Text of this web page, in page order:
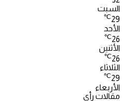
السبت
29
℃
الأحد
26
℃
الأثنين
26
℃
الثلاثاء
29
℃
الأربعاء
مقالات رأي